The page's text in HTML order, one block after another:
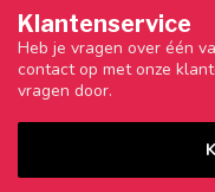
Klantenservice
Heb je vragen over één
contact op met onze
vragen door.